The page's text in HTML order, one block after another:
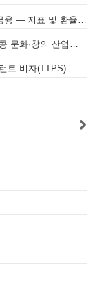
[숫자로 보는 홍콩 교민 생활 경제] 제4회: 홍콩의 금융 — 지표 및 환율, MPF 운영 현황
[기획특집] 숫자로 읽는 홍콩 경제 트렌드 제7회 홍콩 문화·창의 산업의 구조와 분야별 동향
[홍콩 비자 안내] 세계적 우수 인재 유치 위한 ‘탑탤런트 비자(TTPS)’ 주요 요건